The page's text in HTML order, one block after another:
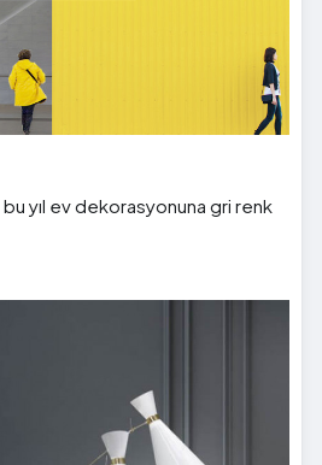
yıl ev dekorasyonuna gri renk